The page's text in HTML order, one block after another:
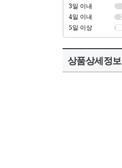
3일 이내
4일 이내
5일 이상
상품상세정보